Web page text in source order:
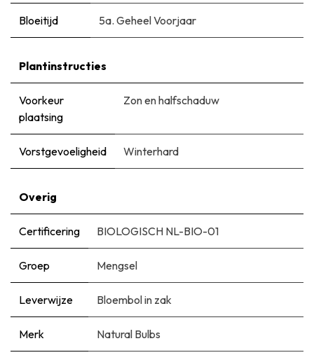
Bloeitijd 5a. Geheel Voorjaar
Plantinstructies
Voorkeur
plaatsing
Zon en halfschaduw
Vorstgevoeligheid Winterhard
Overig
Certificering BIOLOGISCH NL-BIO-01
Groep Mengsel
Leverwijze Bloembol in zak
Merk Natural Bulbs